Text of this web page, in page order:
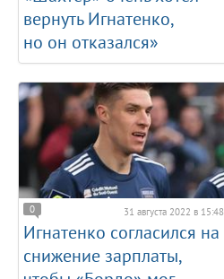
вернуть Игнатенко,
но он отказался»
0 31 августа 2022 в 15:48
Игнатенко согласился на
снижение зарплаты,